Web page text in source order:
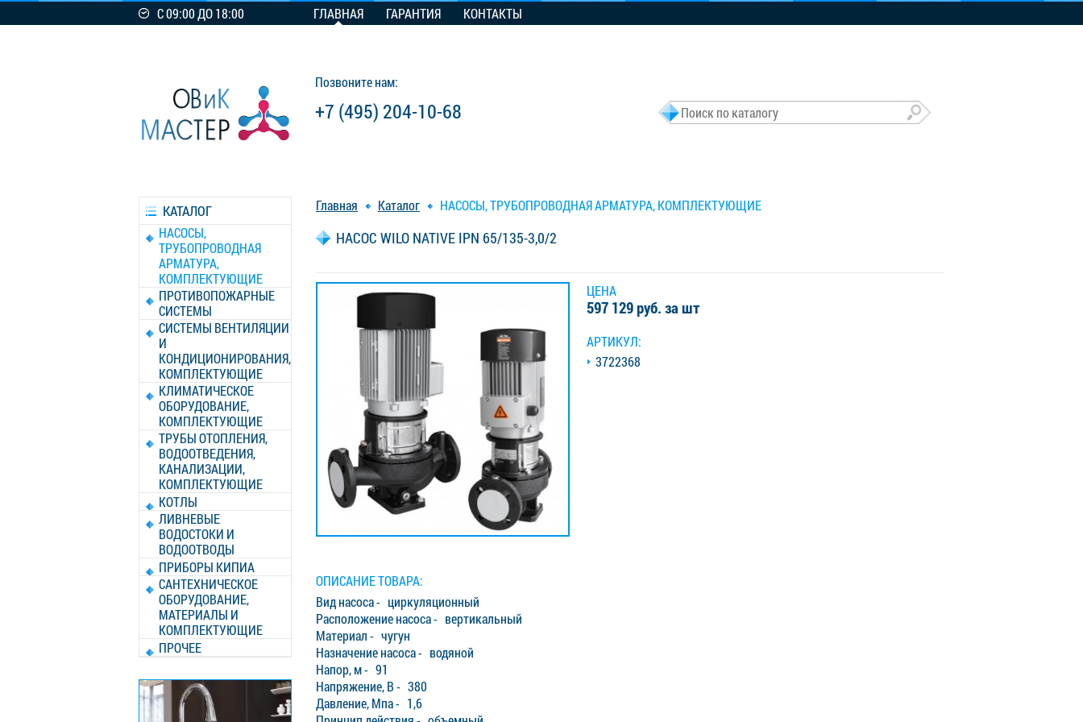
С 09:00 ДО 18:00 ГЛАВНАЯ ГАРАНТИЯ КОНТАКТЫ
Позвоните нам:
+7 (495) 204-10-68
КАТАЛОГ
НАСОСЫ,
ТРУБОПРОВОДНАЯ
АРМАТУРА,
КОМПЛЕКТУЮЩИЕ
ПРОТИВОПОЖАРНЫЕ
СИСТЕМЫ
СИСТЕМЫ ВЕНТИЛЯЦИИ
И
КОНДИЦИОНИРОВАНИЯ,
КОМПЛЕКТУЮЩИЕ
КЛИМАТИЧЕСКОЕ
ОБОРУДОВАНИЕ,
КОМПЛЕКТУЮЩИЕ
ТРУБЫ ОТОПЛЕНИЯ,
ВОДООТВЕДЕНИЯ,
КАНАЛИЗАЦИИ,
КОМПЛЕКТУЮЩИЕ
КОТЛЫ
ЛИВНЕВЫЕ
ВОДОСТОКИ И
ВОДООТВОДЫ
ПРИБОРЫ КИПИА
САНТЕХНИЧЕСКОЕ
ОБОРУДОВАНИЕ,
МАТЕРИАЛЫ И
КОМПЛЕКТУЮЩИЕ
ПРОЧЕЕ
Главная Каталог НАСОСЫ, ТРУБОПРОВОДНАЯ АРМАТУРА, КОМПЛЕКТУЮЩИЕ
НАСОС WILO NATIVE IPN 65/135-3,0/2
ЦЕНА
597 129 руб. за шт
АРТИКУЛ:
3722368
ОПИСАНИЕ ТОВАРА:
Вид насоса - циркуляционный
Расположение насоса - вертикальный
Материал - чугун
Назначение насоса - водяной
Напор, м - 91
Напряжение, В - 380
Давление, Мпа - 1,6